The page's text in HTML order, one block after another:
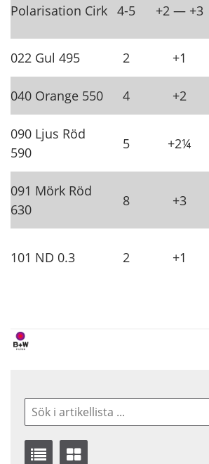
Polarisation Cirk 4-5 +2 — +3
022 Gul 495 2 +1
040 Orange 550 4 +2
090 Ljus Röd
590
5 +2¼
091 Mörk Röd
630
8 +3
101 ND 0.3 2 +1